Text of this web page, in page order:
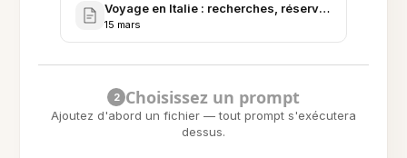
Voyage en Italie : recherches, réservations et
15 mars
2 Choisissez un prompt
Ajoutez d'abord un fichier — tout prompt s'exécutera
dessus.